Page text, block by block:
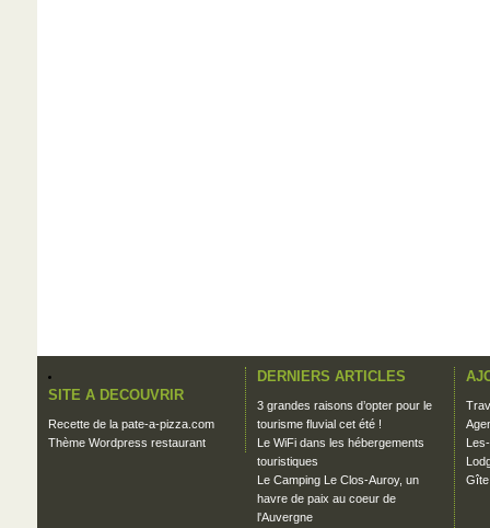
SITE A DECOUVRIR
Recette de la pate-a-pizza.com
Thème Wordpress restaurant
DERNIERS ARTICLES
3 grandes raisons d’opter pour le
tourisme fluvial cet été !
Le WiFi dans les hébergements
touristiques
Le Camping Le Clos-Auroy, un
havre de paix au coeur de
l'Auvergne